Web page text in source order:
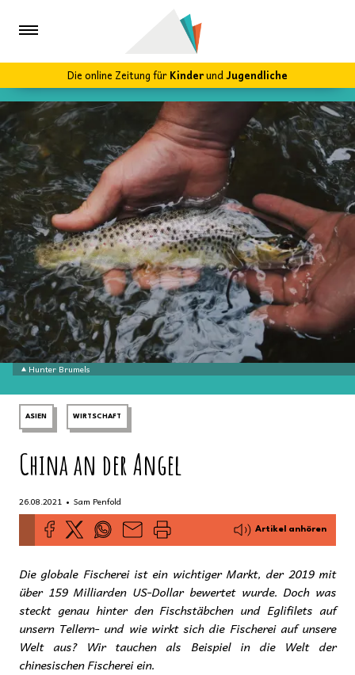
Die online Zeitung fürKinderundJugendliche
Hunter Brumels
ASIEN WIRTSCHAFT
China an der Angel
26.08.2021 • Sam Penfold
Artikel anhören
Die globale Fischerei ist ein wichtiger Markt, der 2019 mit
über 159 Milliarden US-Dollar bewertet wurde. Doch was
steckt genau hinter den Fischstäbchen und Eglifilets auf
unsern Tellern- und wie wirkt sich die Fischerei auf unsere
Welt aus? Wir tauchen als Beispiel in die Welt der
chinesischen Fischerei ein.